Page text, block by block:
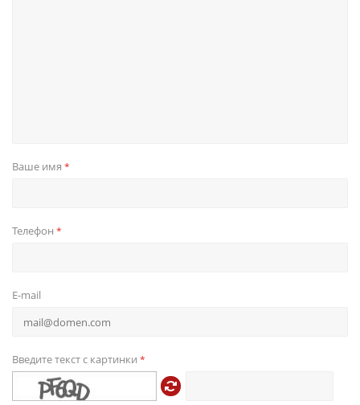
Ваше имя *
Телефон *
E-mail
Введите текст с картинки *